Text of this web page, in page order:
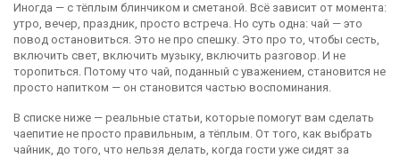
Иногда — с тёплым блинчиком и сметаной. Всё зависит от момента:
утро, вечер, праздник, просто встреча. Но суть одна: чай — это
повод остановиться. Это не про спешку. Это про то, чтобы сесть,
включить свет, включить музыку, включить разговор. И не
торопиться. Потому что чай, поданный с уважением, становится не
просто напитком — он становится частью воспоминания.
В списке ниже — реальные статьи, которые помогут вам сделать
чаепитие не просто правильным, а тёплым. От того, как выбрать
чайник, до того, что нельзя делать, когда гости уже сидят за